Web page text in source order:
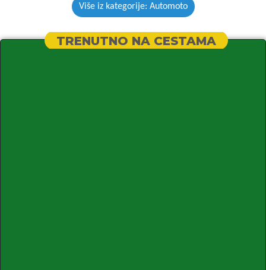
Više iz kategorije: Automoto
TRENUTNO NA CESTAMA